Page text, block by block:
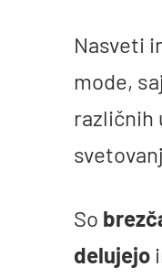
Nasveti
mode,
različnih
So
delujejo